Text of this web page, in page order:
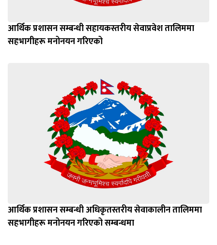
आर्थिक प्रशासन सम्बन्धी सहायकस्तरीय सेवाप्रवेश तालिममा
सहभागीहरू मनोनयन गरिएको
आर्थिक प्रशासन सम्बन्धी अधिकृतस्तरीय सेवाकालीन तालिममा
सहभागीहरू मनोनयन गरिएको सम्बन्धमा